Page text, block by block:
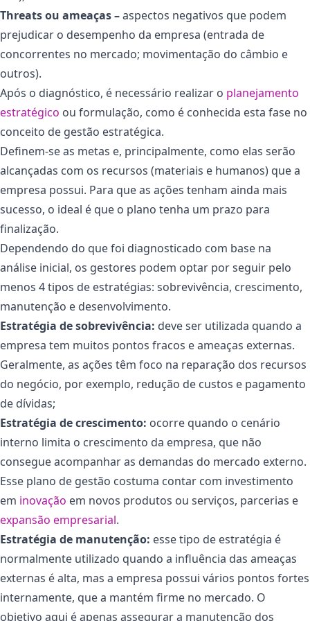
Threats ou ameaças –aspectos negativos que podem
prejudicar o desempenho da empresa (entrada de
concorrentes no mercado; movimentação do câmbio e
outros).
Após o diagnóstico, é necessário realizar o planejamento
estratégico ou formulação, como é conhecida esta fase no
conceito de gestão estratégica.
Definem-se as metas e, principalmente, como elas serão
alcançadas com os recursos (materiais e humanos) que a
empresa possui. Para que as ações tenham ainda mais
sucesso, o ideal é que o plano tenha um prazo para
finalização.
Dependendo do que foi diagnosticado com base na
análise inicial, os gestores podem optar por seguir pelo
menos 4 tipos de estratégias: sobrevivência, crescimento,
manutenção e desenvolvimento.
Estratégia de sobrevivência: deve ser utilizada quando a
empresa tem muitos pontos fracos e ameaças externas.
Geralmente, as ações têm foco na reparação dos recursos
do negócio, por exemplo, redução de custos e pagamento
de dívidas;
Estratégia de crescimento: ocorre quando o cenário
interno limita o crescimento da empresa, que não
consegue acompanhar as demandas do mercado externo.
Esse plano de gestão costuma contar com investimento
em inovação em novos produtos ou serviços, parcerias e
expansão empresarial.
Estratégia de manutenção: esse tipo de estratégia é
normalmente utilizado quando a influência das ameaças
externas é alta, mas a empresa possui vários pontos fortes
internamente, que a mantém firme no mercado. O
objetivo aqui é apenas assegurar a manutenção dos